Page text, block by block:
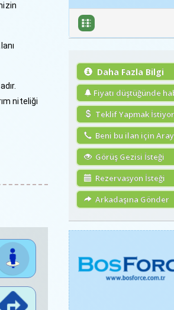
niteliği
Daha Fazla Bilgi
Fiyatı düştüğünde
Teklif Yapmak
Beni bu ilan için
Görüş Gezisi İsteği
Rezervasyon İsteği
Arkadaşına Gönder